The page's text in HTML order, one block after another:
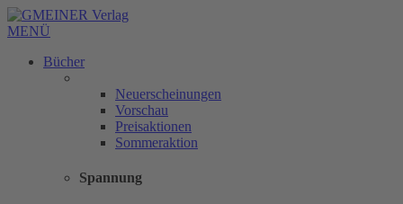
MENÜ
Bücher
Neuerscheinungen
Vorschau
Preisaktionen
Sommeraktion
Spannung